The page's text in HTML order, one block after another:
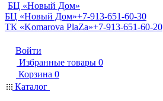
БЦ «Новый Дом»
БЦ «Новый Дом»+7-913-651-60-30
ТК «Komarova PlaZa»+7-913-651-60-20
Войти
Избранные товары 0
Корзина 0
Каталог